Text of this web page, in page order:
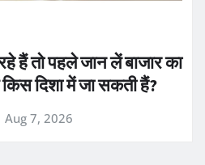
हैं तो पहले जान लें बाजार का
दिशा में जा सकती हैं?
Aug 7, 2026